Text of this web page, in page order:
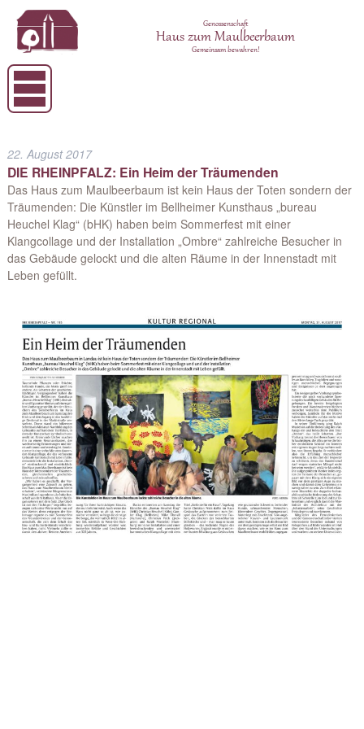
Genossenschaft
Haus zum Maulbeerbaum
Gemeinsam bewahren!
22. August 2017
DIE RHEINPFALZ: Ein Heim der Träumenden
Das Haus zum Maulbeerbaum ist kein Haus der Toten sondern der
Träumenden: Die Künstler im Bellheimer Kunsthaus „bureau
Heuchel Klag“ (bHK) haben beim Sommerfest mit einer
Klangcollage und der Installation „Ombre“ zahlreiche Besucher in
das Gebäude gelockt und die alten Räume in der Innenstadt mit
Leben gefüllt.